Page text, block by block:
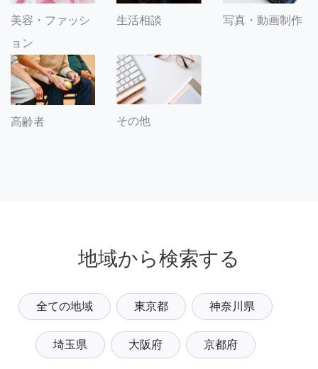
美容・ファッシ
ョン
生活相談 写真・動画制作
高齢者 その他
地域から検索する
全ての地域 東京都 神奈川県
埼玉県 大阪府 京都府